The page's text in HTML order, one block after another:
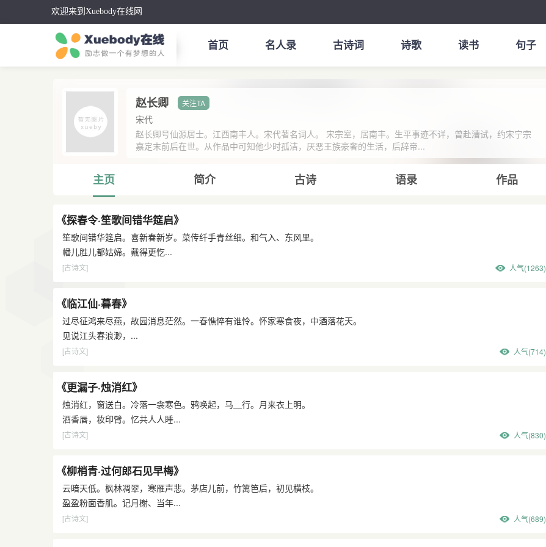
欢迎来到Xuebody在线网
首页 名人录 古诗词 诗歌 读书 句子
赵长卿
宋代
赵长卿号仙源居士。江西南丰人。宋代著名词人。 宋宗室，居南丰。生平事迹不详，曾赴漕试，约宋宁宗
嘉定末前后在世。从作品中可知他少时孤洁，厌恶王族豪奢的生活，后辞帝...
主页 简介 古诗 语录 作品
《探春令·笙歌间错华筵启》
笙歌间错华筵启。喜新春新岁。菜传纤手青丝细。和气入、东风里。
幡儿胜儿都姑媂。戴得更忔...
[古诗文] 人气(1263)
《临江仙·暮春》
过尽征鸿来尽燕，故园消息茫然。一春憔悴有谁怜。怀家寒食夜，中酒落花天。
见说江头春浪渺，...
[古诗文] 人气(714)
《更漏子·烛消红》
烛消红，窗送白。冷落一衾寒色。鸦唤起，马＿行。月来衣上明。
酒香唇，妆印臂。忆共人人睡...
[古诗文] 人气(830)
《柳梢青·过何郎石见早梅》
云暗天低。枫林凋翠，寒雁声悲。茅店儿前，竹篱笆后，初见横枝。
盈盈粉面香肌。记月榭、当年...
[古诗文] 人气(689)